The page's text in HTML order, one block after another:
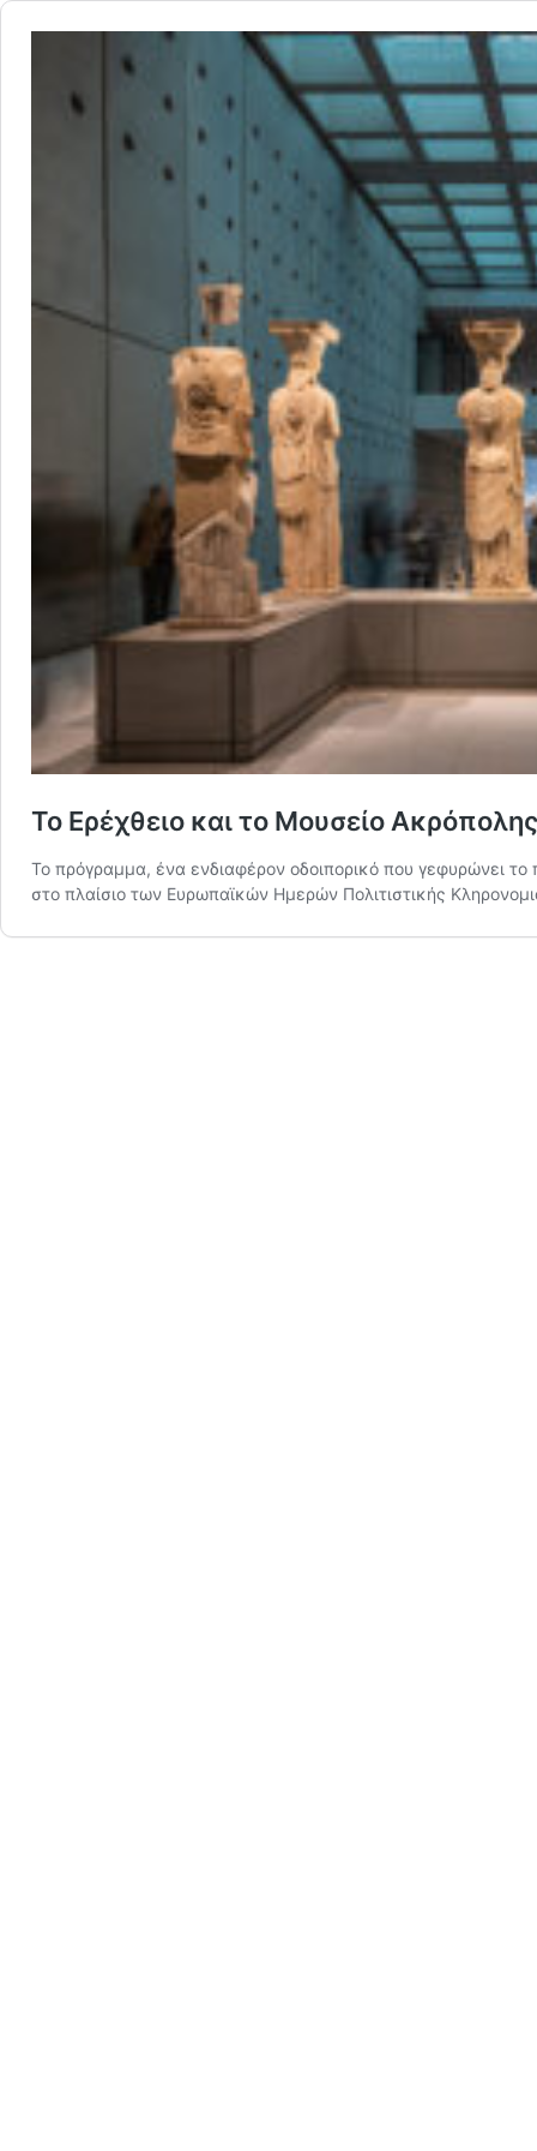
Το Ερέχθειο και το Μουσείο Ακρόπολης
Το πρόγραμμα, ένα ενδιαφέρον οδοιπορικό που γεφυρώνει
στο πλαίσιο των Ευρωπαϊκών Ημερών Πολιτιστικής